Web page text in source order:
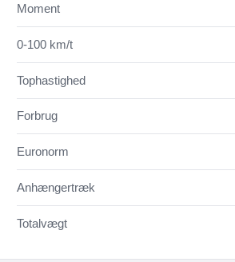
Moment
0-100 km/t
Tophastighed
Forbrug
Euronorm
Anhængertræk
Totalvægt